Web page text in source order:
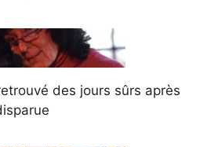
des jours sûrs après